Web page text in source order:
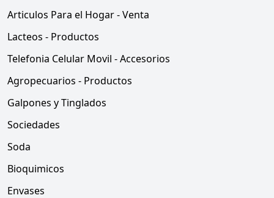
Articulos Para el Hogar - Venta
Lacteos - Productos
Telefonia Celular Movil - Accesorios
Agropecuarios - Productos
Galpones y Tinglados
Sociedades
Soda
Bioquimicos
Envases